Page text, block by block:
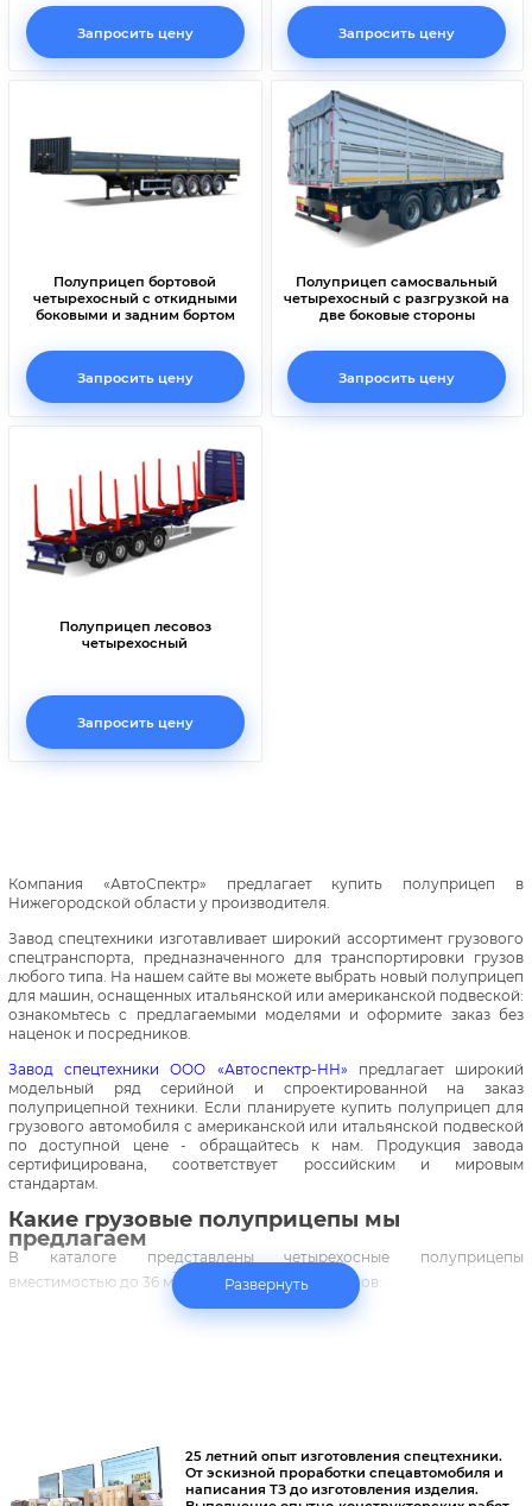
Запросить цену Запросить цену
Полуприцеп бортовой
четырехосный с откидными
боковыми и задним бортом
Запросить цену
Полуприцеп самосвальный
четырехосный с разгрузкой на
две боковые стороны
Запросить цену
Полуприцеп лесовоз
четырехосный
Запросить цену
Компания «АвтоСпектр» предлагает купить полуприцеп в
Нижегородской области у производителя.
Завод спецтехники изготавливает широкий ассортимент грузового
спецтранспорта, предназначенного для транспортировки грузов
любого типа. На нашем сайте вы можете выбрать новый полуприцеп
для машин, оснащенных итальянской или американской подвеской:
ознакомьтесь с предлагаемыми моделями и оформите заказ без
наценок и посредников.
Завод спецтехники ООО «Автоспектр-НН» предлагает широкий
модельный ряд серийной и спроектированной на заказ
полуприцепной техники. Если планируете купить полуприцеп для
грузового автомобиля с американской или итальянской подвеской
по доступной цене - обращайтесь к нам. Продукция завода
сертифицирована, соответствует российским и мировым
стандартам.
Какие грузовые полуприцепы мы
предлагаем
В каталоге представлены четырехосные полуприцепы
вместимостью до 36 м3
и более следующих типов:
Вы можете подобрать серийную модель или заказать технику по
собственным спецификациям.
Типы полуприцепов для грузового
25 летний опыт изготовления спецтехники.
От эскизной проработки спецавтомобиля и
написания ТЗ до изготовления изделия.